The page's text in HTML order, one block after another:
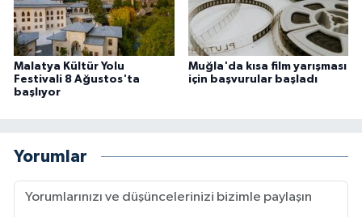
Malatya Kültür Yolu
Festivali 8 Ağustos'ta
başlıyor
Muğla'da kısa film yarışması
için başvurular başladı
Yorumlar